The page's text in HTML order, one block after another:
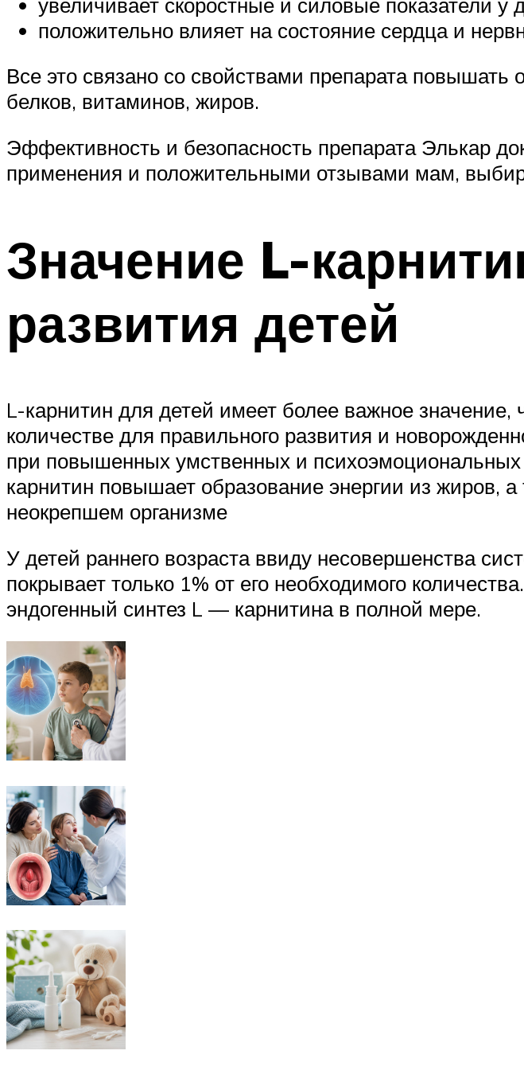
положительно влияет на состояние сердца и
Все это связано со свойствами препарата повышать
белков, витаминов, жиров.
Эффективность и безопасность препарата Элькар
применения и положительными отзывами мам,
Значение L-
развития детей
L-карнитин для детей имеет более важное
количестве для правильного развития и
при повышенных умственных и
карнитин повышает образование энергии из жиров,
неокрепшем организме
У детей раннего возраста ввиду несовершенства
покрывает только 1% от его необходимого
эндогенный синтез L — карнитина в полной мере.